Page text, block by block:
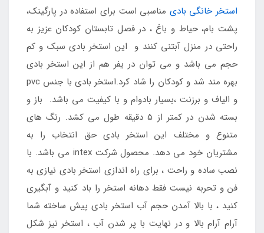
استخر خانگی بادی مناسبی است برای استفاده در پارگینک،
پشت بام، حیاط و باغ ، در فصل تابستان کودکان عزیز به
راحتی در منزل آبتنی کنند و این استخر بادی سبک و کم
حجم می باشد و می توان در یفر هم از این استخر بادی
بهره مند شد و کودکان را شاد کرد.استخر بادی با جنس pvc
و الیاف و برزنت ،بسیار بادوام و با کیفیت می باشد. باز و
بسته شدن در کمتر از 5 دقیقه طول می کشد. رنگ های
متنوع و مختلف این استخر بادی حق انتخاب را به
مشتریان خود می دهد. محصول شرکت intex می باشد. با
نصب ساده و راحت ، برای راه اندازی استخر بادی نیازی به
فن و تحربه نیست فقط دهانه استخر را باد کنید و آبگیری
کنید ، با بالا آمدن حجم آب استخر بادی پیش ساخته شما
آرام آرام بالا و در نهایت با پر شدن آب ، استخر نیز شکل